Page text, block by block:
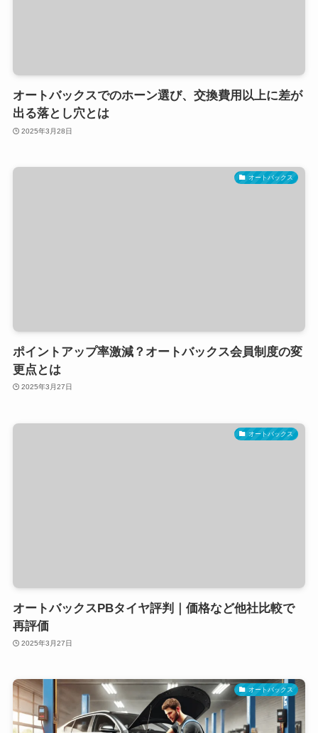
オートバックスでのホーン選び、交換費用以上に差が
出る落とし穴とは
2025年3月28日
オートバックス
ポイントアップ率激減？オートバックス会員制度の変
更点とは
2025年3月27日
オートバックス
オートバックスPBタイヤ評判｜価格など他社比較で
再評価
2025年3月27日
オートバックス